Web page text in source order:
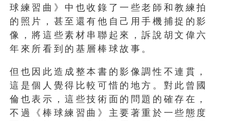
球練習曲》中也收錄了一些老師和教練拍
的照片，甚至還有他自己用手機捕捉的影
像，將這些素材串聯起來，訴說胡文偉六
年來所看到的基層棒球故事。
但也因此造成整本書的影像調性不連貫，
這是個人覺得比較可惜的地方。對此曾國
倫也表示，這些技術面的問題的確存在，
不過《棒球練習曲》主要著重於一些態度